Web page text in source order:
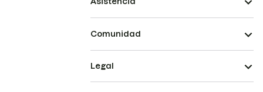
Comunidad
Legal